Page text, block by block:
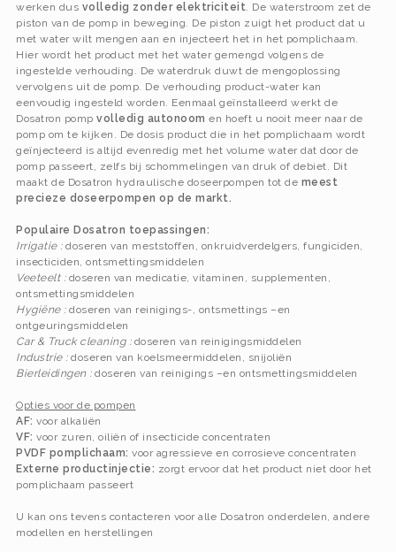
werken dus volledig zonder elektriciteit. De waterstroom zet de
piston van de pomp in beweging. De piston zuigt het product dat u
met water wilt mengen aan en injecteert het in het pomplichaam.
Hier wordt het product met het water gemengd volgens de
ingestelde verhouding. De waterdruk duwt de mengoplossing
vervolgens uit de pomp. De verhouding product-water kan
eenvoudig ingesteld worden. Eenmaal geïnstalleerd werkt de
Dosatron pomp volledig autonoom en hoeft u nooit meer naar de
pomp om te kijken. De dosis product die in het pomplichaam wordt
geïnjecteerd is altijd evenredig met het volume water dat door de
pomp passeert, zelfs bij schommelingen van druk of debiet. Dit
maakt de Dosatron hydraulische doseerpompen tot de meest
precieze doseerpompen op de markt.
Populaire Dosatron toepassingen:
Irrigatie :doseren van meststoffen, onkruidverdelgers, fungiciden,
insecticiden, ontsmettingsmiddelen
Veeteelt :doseren van medicatie, vitaminen, supplementen,
ontsmettingsmiddelen
Hygiëne :doseren van reinigings-, ontsmettings –en
ontgeuringsmiddelen
Car & Truck cleaning :doseren van reinigingsmiddelen
Industrie :doseren van koelsmeermiddelen, snijoliën
Bierleidingen :doseren van reinigings –en ontsmettingsmiddelen
Opties voor de pompen
AF: voor alkaliën
VF: voor zuren, oiliën of insecticide concentraten
PVDF pomplichaam: voor agressieve en corrosieve concentraten
Externe productinjectie: zorgt ervoor dat het product niet door het
pomplichaam passeert
U kan ons tevens contacteren voor alle Dosatron onderdelen, andere
modellen en herstellingen